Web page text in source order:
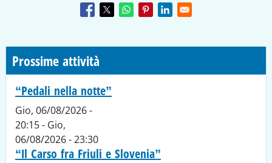
Prossime attività
“Pedali nella notte”
Gio, 06/08/2026 -
20:15- Gio,
06/08/2026 - 23:30
“Il Carso fra Friuli e Slovenia”